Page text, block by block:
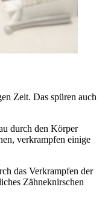
Zeit. Das spüren auch
durch den Körper
verkrampfen einige
das Verkrampfen der
Zähneknirschen